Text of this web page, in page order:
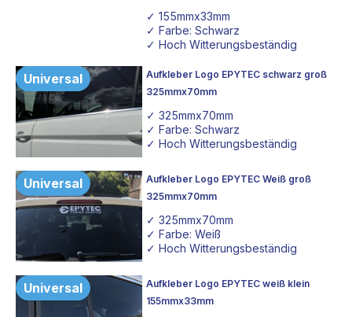
✓ 155mmx33mm
✓ Farbe: Schwarz
✓ Hoch Witterungsbeständig
Universal
Aufkleber Logo EPYTEC schwarz groß
325mmx70mm
✓ 325mmx70mm
✓ Farbe: Schwarz
✓ Hoch Witterungsbeständig
Universal
Aufkleber Logo EPYTEC Weiß groß
325mmx70mm
✓ 325mmx70mm
✓ Farbe: Weiß
✓ Hoch Witterungsbeständig
Universal
Aufkleber Logo EPYTEC weiß klein
155mmx33mm